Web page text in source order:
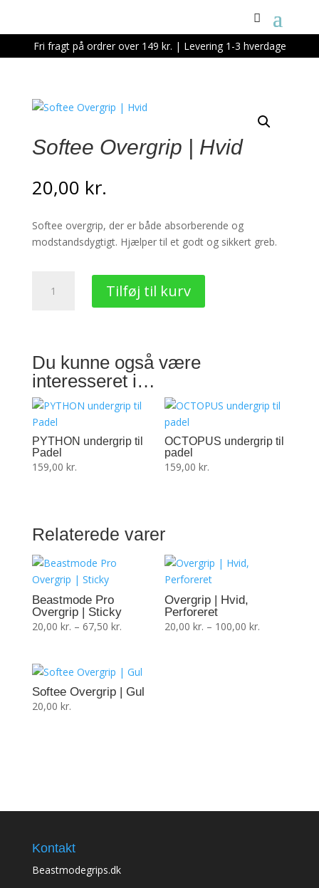
Fri fragt på ordrer over 149 kr. | Levering 1-3 hverdage
Softee Overgrip | Hvid
20,00 kr.
Softee overgrip, der er både absorberende og
modstandsdygtigt. Hjælper til et godt og sikkert greb.
Overgrip
Tilføj til kurv
Du kunne også være
interesseret i…
PYTHON undergrip til
Padel
159,00 kr.
OCTOPUS undergrip til
padel
159,00kr.
Relaterede varer
Beastmode Pro
Overgrip | Sticky
20,00 kr. – 67,50 kr. Prisinterval:
67,50 kr.
Overgrip | Hvid,
Perforeret
20,00kr. – 100,00kr.
Softee Overgrip | Gul
20,00 kr.
Kontakt
Beastmodegrips.dk